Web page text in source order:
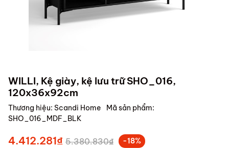
WILLI, Kệ giày, kệ lưu trữ SHO_016,
120x36x92cm
Thương hiệu: Scandi Home
Mã sản phẩm:
SHO_016_MDF_BLK
4.412.281₫ 5.380.830₫
-18%